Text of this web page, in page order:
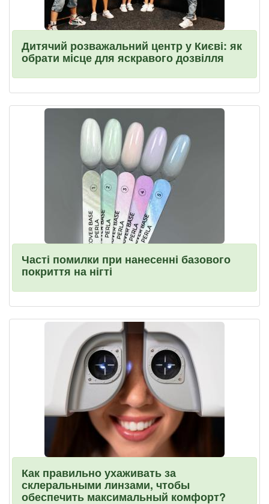
Дитячий розважальний центр у Києві: як
обрати місце для яскравого дозвілля
Часті помилки при нанесенні базового
покриття на нігті
Как правильно ухаживать за
склеральными линзами, чтобы
обеспечить максимальный комфорт?